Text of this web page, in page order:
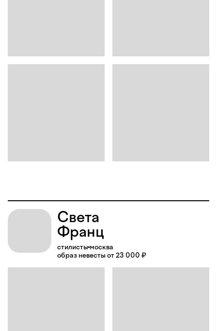
Света
Франц
стилисты москва
образ невесты от 23 000 ₽